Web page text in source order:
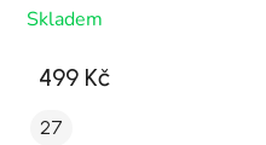
Skladem
499 Kč
27